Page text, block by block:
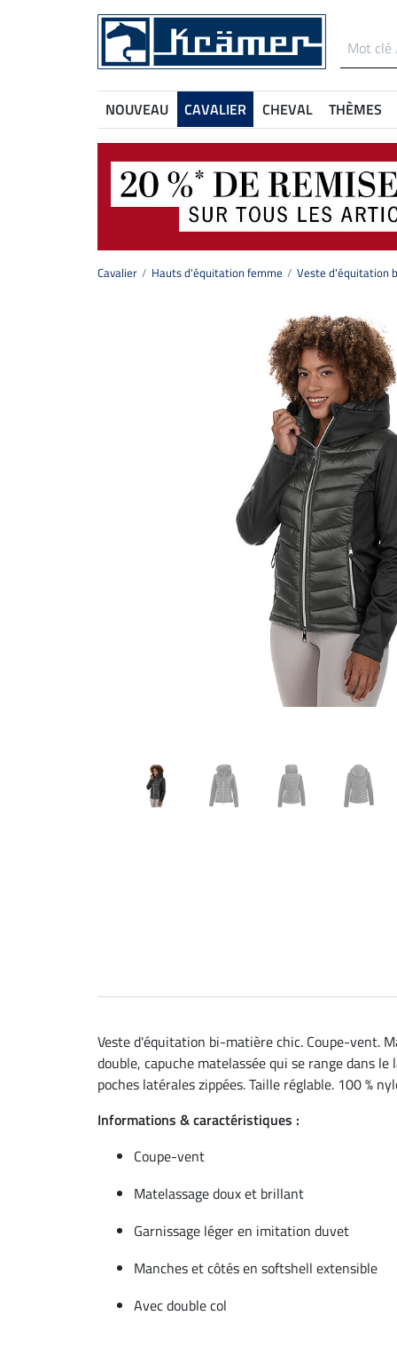
NOUVEAU CAVALIER CHEVAL THÈMES
Cavalier Hauts d'équitation femme Veste d'équitation
Veste d'équitation bi-matière chic. Coupe-vent.
double, capuche matelassée qui se range dans
poches latérales zippées. Taille réglable. 100 %
Informations & caractéristiques :
Coupe-vent
Matelassage doux et brillant
Garnissage léger en imitation duvet
Manches et côtés en softshell extensible
Avec double col